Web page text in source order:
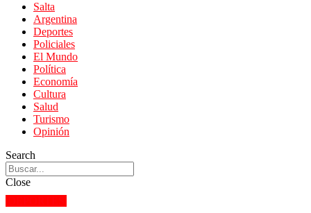
Salta
Argentina
Deportes
Policiales
El Mundo
Política
Economía
Cultura
Salud
Turismo
Opinión
Search
Close